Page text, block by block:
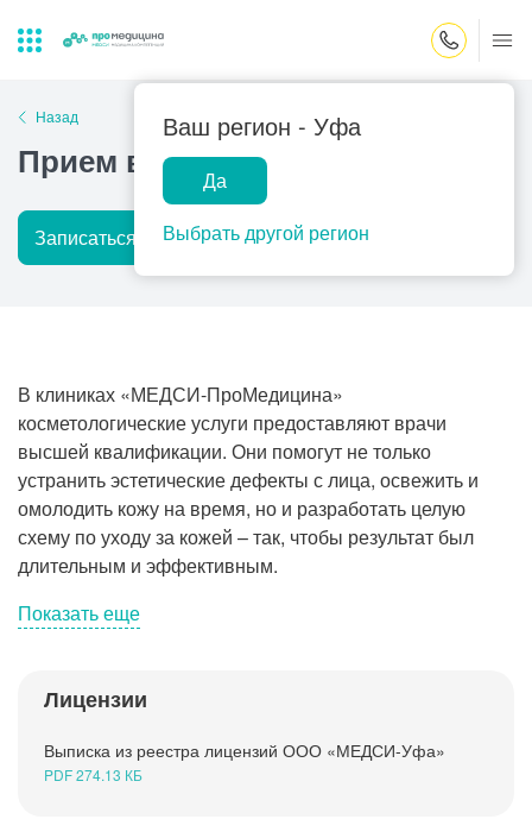
Ваш регион - Уфа
Да
Выбрать другой регион
Лабораторная
диагностика
ПроМедицина
онлайн
Закрыть поиск
Популярные запросы
Прием врача-гинеколога
Прием врача-невролога
Прием врача-стоматолога
Прием врача-кардиолога
Рентгенология
Назад
Прием врача-косметолога
Записаться на прием Подробнее
В клиниках «МЕДСИ-ПроМедицина»
косметологические услуги предоставляют врачи
высшей квалификации. Они помогут не только
устранить эстетические дефекты с лица, освежить и
омолодить кожу на время, но и разработать целую
схему по уходу за кожей – так, чтобы результат был
длительным и эффективным.
Врач-дерматолог-косметолог поможет при
таких проблемах, как
Показать еще
Лицензии
Выписка из реестра лицензий ООО «МЕДСИ-Уфа»
PDF 274.13 КБ